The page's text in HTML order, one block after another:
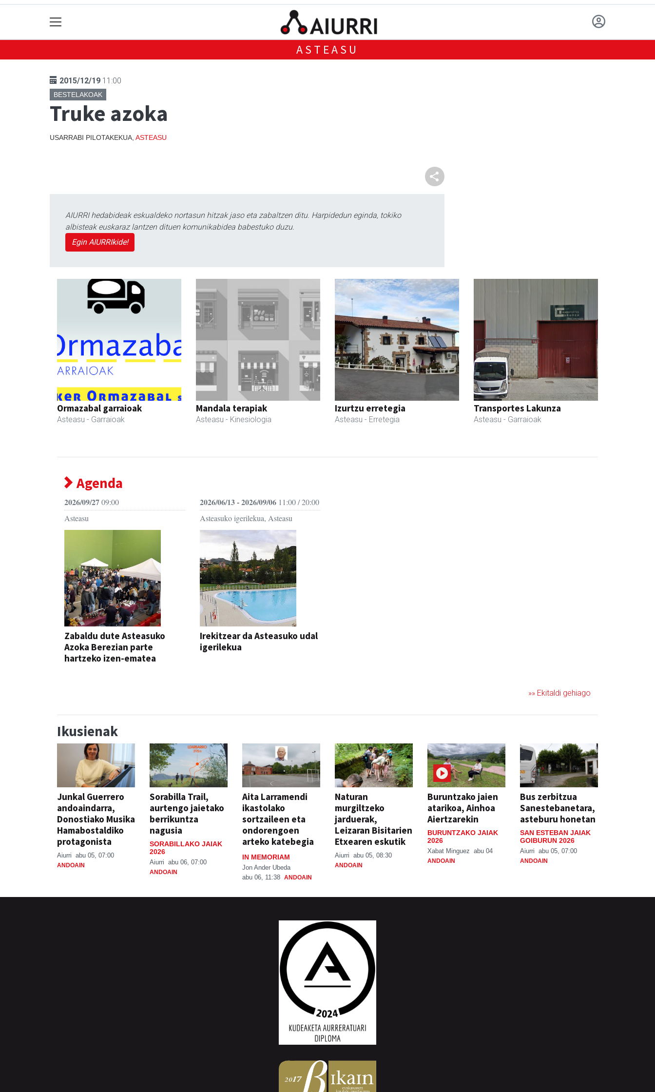
ASTEASU
2015/12/19 11:00
BESTELAKOAK
Truke azoka
USARRABI PILOTAKEKUA, ASTEASU
AIURRI hedabideak eskualdeko nortasun hitzak jaso eta zabaltzen ditu. Harpidedun eginda, tokiko
albisteak euskaraz lantzen dituen komunikabidea babestuko duzu.
Egin AIURRIkide!
Ormazabal garraioak
Asteasu - Garraioak
Mandala terapiak
Asteasu - Kinesiologia
Izurtzu erretegia
Asteasu - Erretegia
Transportes Lakunza
Asteasu - Garraioak
Agenda
2026/09/2709:00
Asteasu
Zabaldu dute Asteasuko
Azoka Berezian parte
hartzeko izen-ematea
2026/06/13 - 2026/09/0611:00 / 20:00
Asteasuko igerilekua, Asteasu
Irekitzear da Asteasuko udal
igerilekua
»» Ekitaldi gehiago
Ikusienak
Junkal Guerrero
andoaindarra,
Donostiako Musika
Hamabostaldiko
protagonista
Aiurri abu 05, 07:00
ANDOAIN
Sorabilla Trail,
aurtengo jaietako
berrikuntza
nagusia
SORABILLAKO JAIAK
2026
Aiurri abu 06, 07:00
ANDOAIN
Aita Larramendi
ikastolako
sortzaileen eta
ondorengoen
arteko katebegia
IN MEMORIAM
Jon Ander Ubeda
abu 06, 11:38 ANDOAIN
Naturan
murgiltzeko
jarduerak,
Leizaran Bisitarien
Etxearen eskutik
Aiurri abu 05, 08:30
ANDOAIN
Buruntzako jaien
atarikoa, Ainhoa
Aiertzarekin
BURUNTZAKO JAIAK
2026
Xabat Minguez abu 04
ANDOAIN
Bus zerbitzua
Sanestebanetara,
asteburu honetan
SAN ESTEBAN JAIAK
GOIBURUN 2026
Aiurri abu 05, 07:00
ANDOAIN